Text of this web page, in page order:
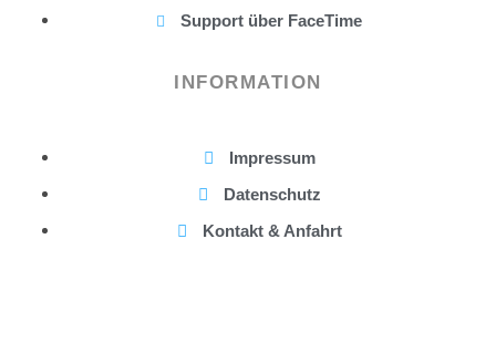
Support über FaceTime
INFORMATION
Impressum
Datenschutz
Kontakt & Anfahrt